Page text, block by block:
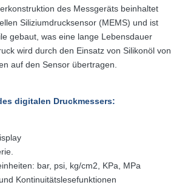
des Messgeräts beinhaltet
Siliziumdrucksensor (MEMS) und ist
gebaut, was eine lange Lebensdauer
wird durch den Einsatz von Silikonöl von
auf den Sensor übertragen.
digitalen Druckmessers:
bar, psi, kg/cm2, KPa, MPa
Kontinuitätslesefunktionen